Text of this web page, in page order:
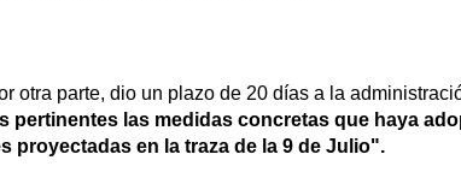
otra parte, dio un plazo de 20 días a la
pertinentes las medidas concretas que haya
proyectadas en la traza de la 9 de Julio".